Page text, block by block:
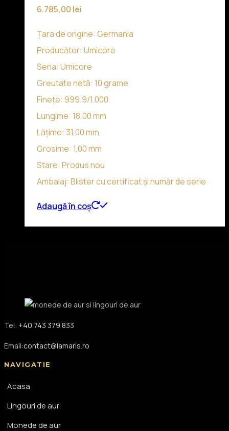
6.785,00 lei
Țara de origine: Germania
Producător: Umicore
Seria: Umicore
Greutate netă: 10 grame
Finețe: 999.9/1.000
Lungime: 18,00 mm
Lățime: 31,00 mm
Grosime: 1,00 mm
Stare: Produs nou
Ambalaj: Blister cu certificat și număr de serie
Adaugă în coș
Tel: +40 743 379 833
Email:contact@lamaris.ro
NAVIGATIE
Acasa
Lingouri de aur
Monede de aur